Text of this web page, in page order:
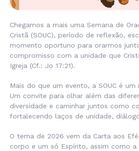
Chegamos a mais uma Semana de
Cristã (SOUC), período de reflexão,
momento oportuno para orarmos
compromisso com a unidade que
Igreja (Cf.: Jo 17:21).
Mais do que um evento, a SOUC é
Um convite para olhar além das
diversidade e caminhar juntos como
fortalecendo laços de unidade,
O tema de 2026 vem da Carta aos
corpo e um só Espírito, assim como a